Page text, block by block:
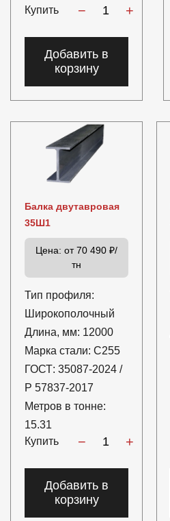
Купить
− +
Добавить в
корзину
Балка двутавровая
35Ш1
Цена: от 70 490 ₽/
тн
Тип профиля:
Широкополочный
Длина, мм: 12000
Марка стали: С255
ГОСТ: 35087-2024 /
Р 57837-2017
Метров в тонне:
15.31
Купить
− +
Добавить в
корзину